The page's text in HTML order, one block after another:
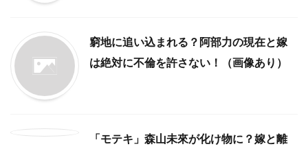
窮地に追い込まれる？阿部力の現在と嫁
は絶対に不倫を許さない！（画像あり）
「モテキ」森山未來が化け物に？嫁と離